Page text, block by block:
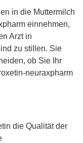
in die Muttermilch
einnehmen,
Arzt in
zu stillen. Sie
ob Sie Ihr
neuraxpharm
die Qualität der